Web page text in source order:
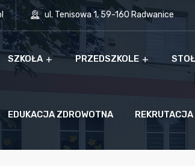
ul. Tenisowa 1, 59-160 Radwanice
SZKOŁA PRZEDSZKOLE
EDUKACJA ZDROWOTNA REKRUTACJA